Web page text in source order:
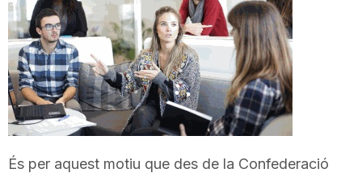
T
a
És per aquest motiu que des de la Confederació